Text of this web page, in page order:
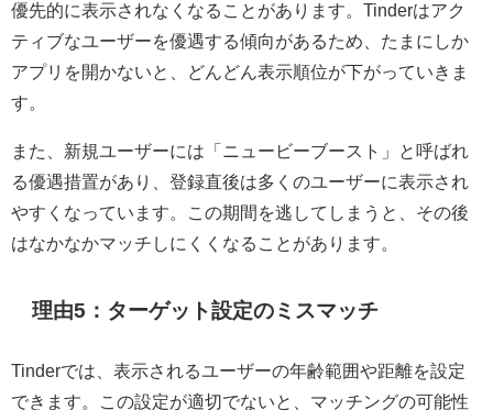
優先的に表示されなくなることがあります。Tinderはアク
ティブなユーザーを優遇する傾向があるため、たまにしか
アプリを開かないと、どんどん表示順位が下がっていきま
す。
また、新規ユーザーには「ニュービーブースト」と呼ばれ
る優遇措置があり、登録直後は多くのユーザーに表示され
やすくなっています。この期間を逃してしまうと、その後
はなかなかマッチしにくくなることがあります。
理由5：ターゲット設定のミスマッチ
Tinderでは、表示されるユーザーの年齢範囲や距離を設定
できます。この設定が適切でないと、マッチングの可能性